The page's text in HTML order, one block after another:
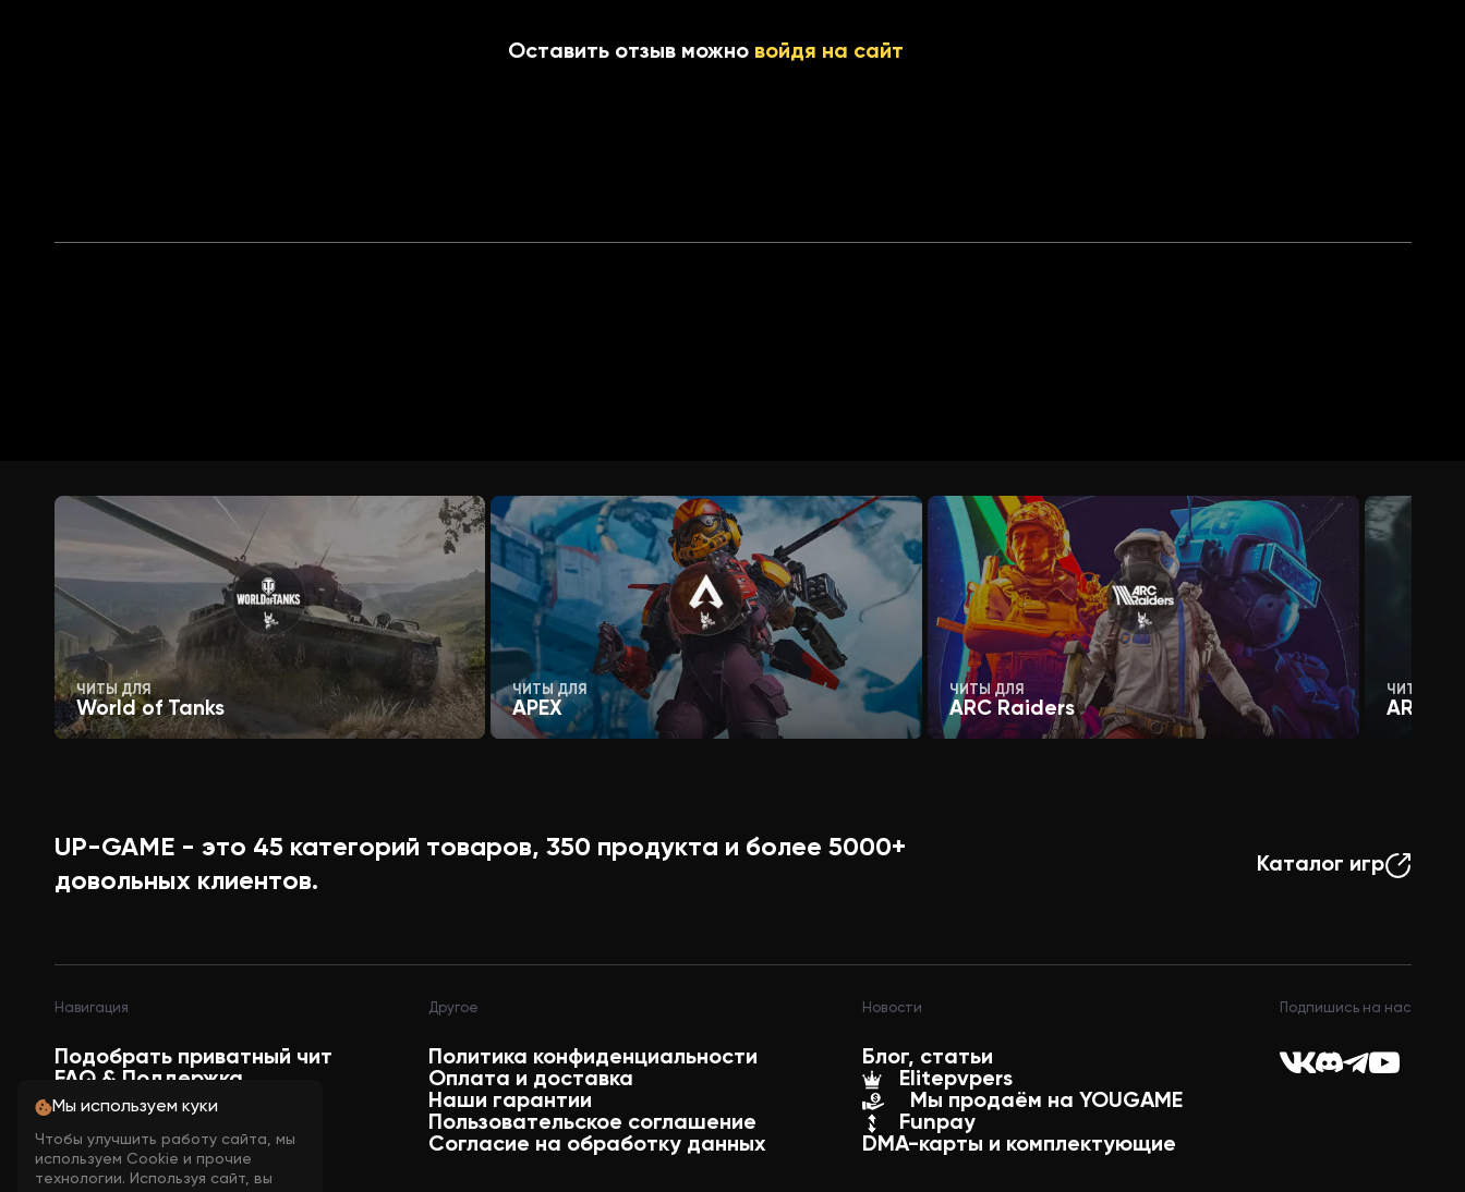
Оставить отзыв можно войдя на сайт
ЧИТЫ ДЛЯ
World of Tanks
ЧИТЫ ДЛЯ
APEX
ЧИТЫ ДЛЯ
ARC Raiders
ЧИТЫ ДЛЯ
ARENA
UP-GAME - это 45 категорий товаров, 350 продукта и более 5000+
довольных клиентов.
Каталог игр
Навигация
Подобрать приватный чит
FAQ & Поддержка
Магазин аккаунтов
Статусы читов
Другое
Политика конфиденциальности
Оплата и доставка
Наши гарантии
Пользовательское соглашение
Согласие на обработку данных
Новости
Блог, статьи
Elitepvpers
Мы продаём на YOUGAME
Funpay
DMA-карты и комплектующие
Подпишись на нас
Мы используем куки
Чтобы улучшить работу сайта, мы
используем Cookie и прочие
технологии. Используя сайт, вы